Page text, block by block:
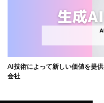
AI技術によって新しい価値を提
会社